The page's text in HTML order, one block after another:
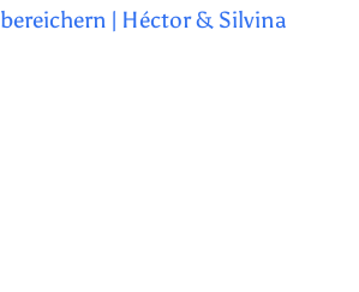
bereichern | Héctor & Silvina